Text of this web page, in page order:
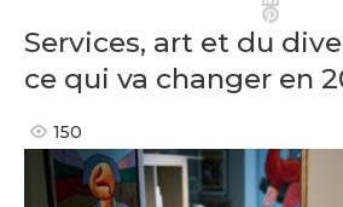
Pinterest
Services, art et du
ce qui va changer en
150